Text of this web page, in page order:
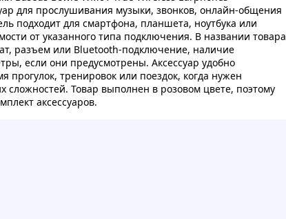
для прослушивания музыки, звонков, онлайн-общения
подходит для смартфона, планшета, ноутбука или
от указанного типа подключения. В названии товара
разъем или Bluetooth-подключение, наличие
если они предусмотрены. Аксессуар удобно
прогулок, тренировок или поездок, когда нужен
сложностей. Товар выполнен в розовом цвете, поэтому
аксессуаров.